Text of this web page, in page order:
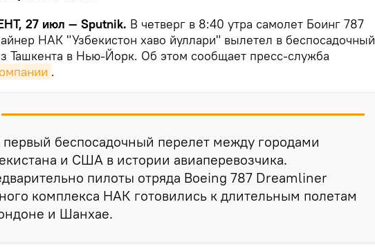
27 июл — Sputnik. В четверг в 8:40 утра самолет Боинг 787
НАК "Узбекистон хаво йуллари" вылетел в беспосадочный
Ташкента в Нью-Йорк. Об этом сообщает пресс-служба
.
первый беспосадочный перелет между городами
и США в истории авиаперевозчика.
пилоты отряда Boeing 787 Dreamliner
комплекса НАК готовились к длительным полетам
и Шанхае.